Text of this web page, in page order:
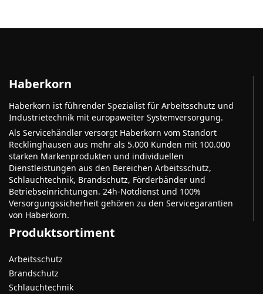
Haberkorn
Haberkorn ist führender Spezialist für Arbeitsschutz und
Industrietechnik mit europaweiter Systemversorgung.
Als Servicehändler versorgt Haberkorn vom Standort
Recklinghausen aus mehr als 5.000 Kunden mit 100.000
starken Markenprodukten und individuellen
Dienstleistungen aus den Bereichen Arbeitsschutz,
Schlauchtechnik, Brandschutz, Förderbänder und
Betriebseinrichtungen. 24h-Notdienst und 100%
Versorgungssicherheit gehören zu den Servicegarantien
von Haberkorn.
Produktsortiment
Arbeitsschutz
Brandschutz
Schlauchtechnik